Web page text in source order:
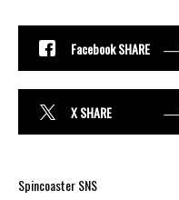
Facebook SHARE
X SHARE
Spincoaster SNS